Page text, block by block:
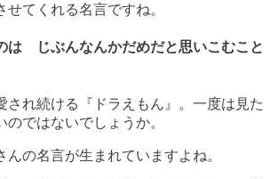
てくれる名言ですね。
は じぶんなんかだめだと思いこむこと
され続ける『ドラえもん』。一度は見た
のではないでしょうか。
の名言が生まれていますよね。